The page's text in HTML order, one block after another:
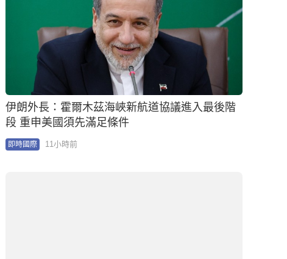
紐約港自由女神像附近翻船 14人墮海27歲女子及
5月大女嬰溺斃
即時國際 14小時前